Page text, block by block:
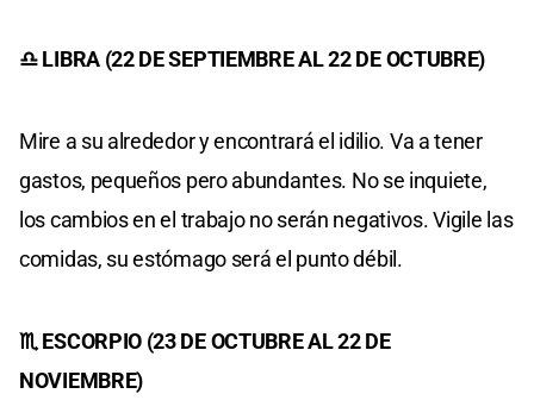
♎ LIBRA (22 DE SEPTIEMBRE AL 22 DE OCTUBRE)
Mire a su alrededor y encontrará el idilio. Va a tener
gastos, pequeños pero abundantes. No se inquiete,
los cambios en el trabajo no serán negativos. Vigile las
comidas, su estómago será el punto débil.
♏ ESCORPIO (23 DE OCTUBRE AL 22 DE
NOVIEMBRE)